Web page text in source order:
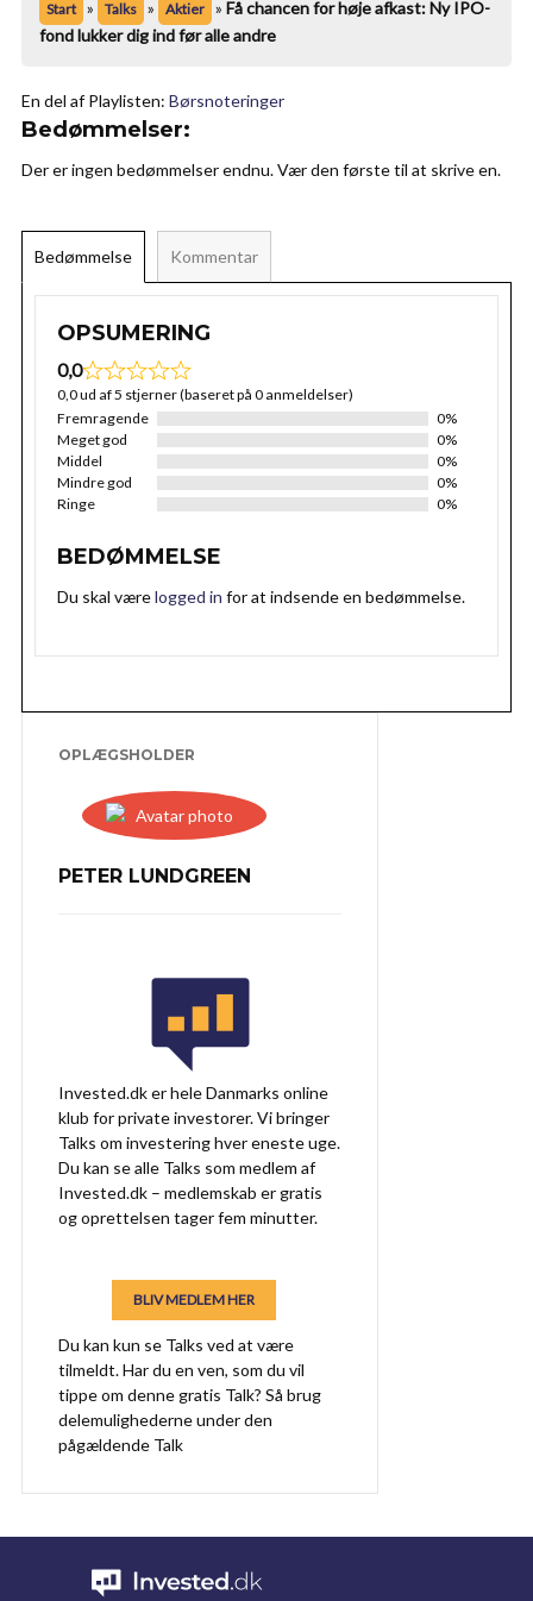
Start » Talks » Aktier » Få chancen for høje afkast: Ny IPO-
fond lukker dig ind før alle andre
En del af Playlisten: Børsnoteringer
Bedømmelser:
Der er ingen bedømmelser endnu. Vær den første til at skrive en.
Bedømmelse Kommentar
OPSUMERING
0,0
0,0 ud af 5 stjerner (baseret på 0 anmeldelser)
Fremragende
0%
Meget god
0%
Middel
0%
Mindre god
0%
Ringe
0%
BEDØMMELSE
Du skal værelogged in for at indsende en bedømmelse.
OPLÆGSHOLDER
PETER LUNDGREEN
Invested.dk er hele Danmarks online
klub for private investorer. Vi bringer
Talks om investering hver eneste uge.
Du kan se alle Talks som medlem af
Invested.dk – medlemskab er gratis
og oprettelsen tager fem minutter.
BLIV MEDLEM HER
Du kan kun se Talks ved at være
tilmeldt. Har du en ven, som du vil
tippe om denne gratis Talk? Så brug
delemulighederne under den
pågældende Talk